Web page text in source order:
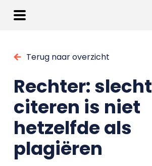
Terug naar overzicht
Rechter: slecht
citeren is niet
hetzelfde als
plagiëren